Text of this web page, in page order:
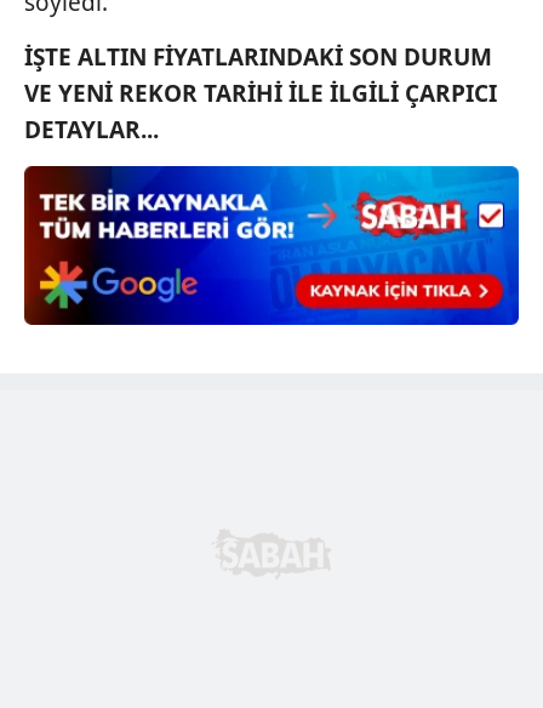
ilgili mevzuata uygun olarak kullanılan çerezlerle ilgili bilgi
almak için lütfentıklayınız.
İŞTE ALTIN FİYATLARINDAKİ SON DURUM
VE YENİ REKOR TARİHİ İLE İLGİLİ ÇARPICI
DETAYLAR...